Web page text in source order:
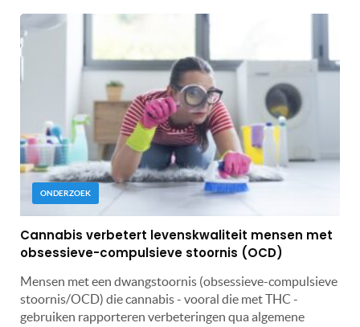
ONDERZOEK
Cannabis verbetert levenskwaliteit mensen met
obsessieve-compulsieve stoornis (OCD)
Mensen met een dwangstoornis (obsessieve-compulsieve
stoornis/OCD) die cannabis - vooral die met THC -
gebruiken rapporteren verbeteringen qua algemene